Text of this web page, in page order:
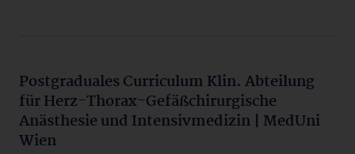
Postgraduales Curriculum Klin. Abteilung
für Herz-Thorax-Gefäßchirurgische
Anästhesie und Intensivmedizin | MedUni
Wien